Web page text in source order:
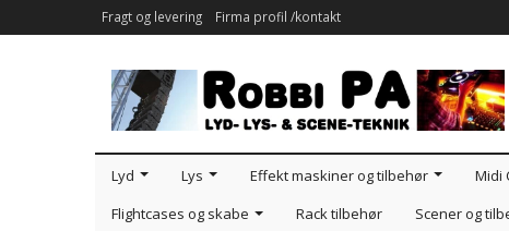
Fragt og levering Firma profil /kontakt
Lyd Lys Effekt maskiner og tilbehør Midi
Flightcases og skabe
Rack tilbehør Scener og